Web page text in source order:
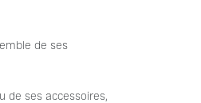
de ses
de ses accessoires,